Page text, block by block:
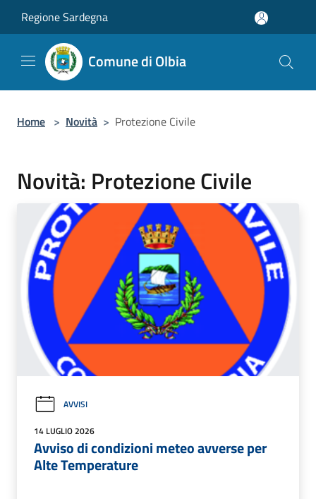
Regione Sardegna
Comune di Olbia
Home > Novità > Protezione Civile
Novità: Protezione Civile
AVVISI
14 LUGLIO 2026
Avviso di condizioni meteo avverse per
Alte Temperature